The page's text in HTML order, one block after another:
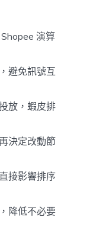
演算
避免訊號互
放，蝦皮排
決定改動節
接影響排序
降低不必要